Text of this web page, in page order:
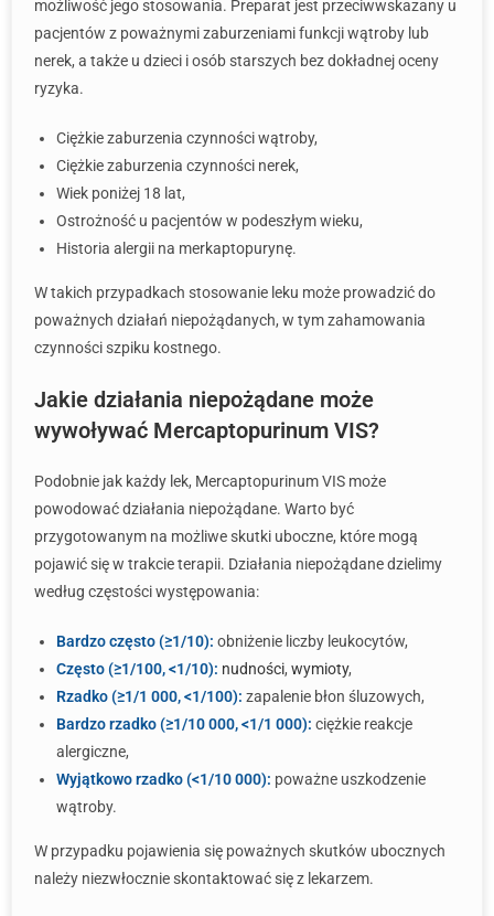
możliwość jego stosowania. Preparat jest przeciwwskazany u
pacjentów z poważnymi zaburzeniami funkcji wątroby lub
nerek, a także u dzieci i osób starszych bez dokładnej oceny
ryzyka.
Ciężkie zaburzenia czynności wątroby,
Ciężkie zaburzenia czynności nerek,
Wiek poniżej 18 lat,
Ostrożność u pacjentów w podeszłym wieku,
Historia alergii na merkaptopurynę.
W takich przypadkach stosowanie leku może prowadzić do
poważnych działań niepożądanych, w tym zahamowania
czynności szpiku kostnego.
Jakie działania niepożądane może
wywoływać Mercaptopurinum VIS?
Podobnie jak każdy lek, Mercaptopurinum VIS może
powodować działania niepożądane. Warto być
przygotowanym na możliwe skutki uboczne, które mogą
pojawić się w trakcie terapii. Działania niepożądane dzielimy
według częstości występowania:
Bardzo często (≥1/10): obniżenie liczby leukocytów,
Często (≥1/100, <1/10): nudności, wymioty,
Rzadko (≥1/1 000, <1/100): zapalenie błon śluzowych,
Bardzo rzadko (≥1/10 000, <1/1 000): ciężkie reakcje
alergiczne,
Wyjątkowo rzadko (<1/10 000): poważne uszkodzenie
wątroby.
W przypadku pojawienia się poważnych skutków ubocznych
należy niezwłocznie skontaktować się z lekarzem.